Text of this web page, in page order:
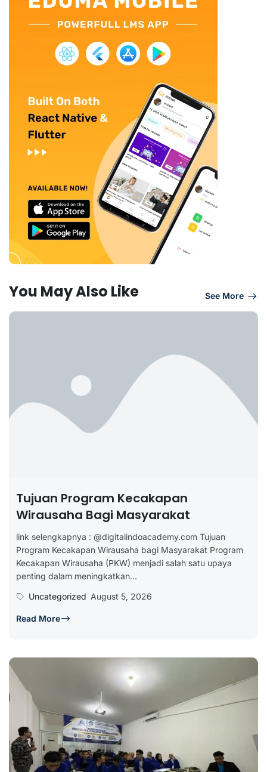
You May Also Like See More
Tujuan Program Kecakapan
Wirausaha Bagi Masyarakat
link selengkapnya : @digitalindoacademy.com Tujuan
Program Kecakapan Wirausaha bagi Masyarakat Program
Kecakapan Wirausaha (PKW) menjadi salah satu upaya
penting dalam meningkatkan...
Uncategorized August 5, 2026
Read More